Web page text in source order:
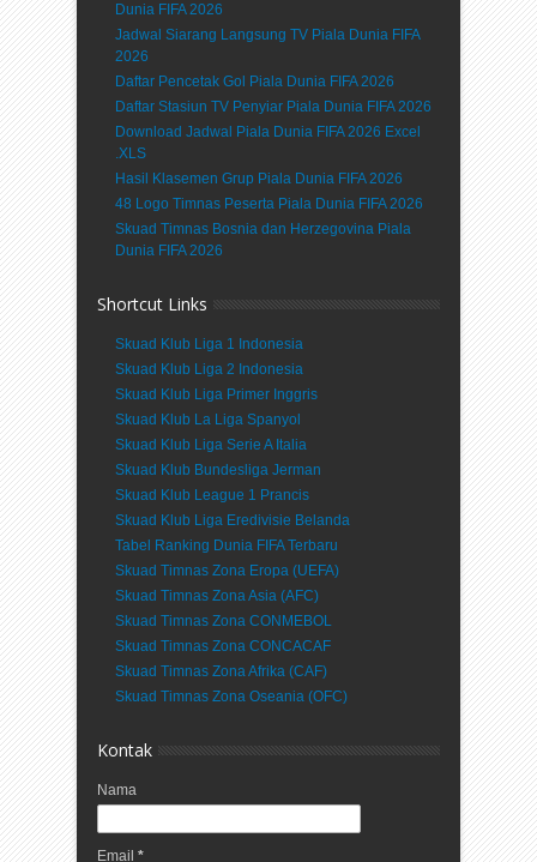
Dunia FIFA 2026
Jadwal Siarang Langsung TV Piala Dunia FIFA
2026
Daftar Pencetak Gol Piala Dunia FIFA 2026
Daftar Stasiun TV Penyiar Piala Dunia FIFA 2026
Download Jadwal Piala Dunia FIFA 2026 Excel
.XLS
Hasil Klasemen Grup Piala Dunia FIFA 2026
48 Logo Timnas Peserta Piala Dunia FIFA 2026
Skuad Timnas Bosnia dan Herzegovina Piala
Dunia FIFA 2026
Shortcut Links
Skuad Klub Liga 1 Indonesia
Skuad Klub Liga 2 Indonesia
Skuad Klub Liga Primer Inggris
Skuad Klub La Liga Spanyol
Skuad Klub Liga Serie A Italia
Skuad Klub Bundesliga Jerman
Skuad Klub League 1 Prancis
Skuad Klub Liga Eredivisie Belanda
Tabel Ranking Dunia FIFA Terbaru
Skuad Timnas Zona Eropa (UEFA)
Skuad Timnas Zona Asia (AFC)
Skuad Timnas Zona CONMEBOL
Skuad Timnas Zona CONCACAF
Skuad Timnas Zona Afrika (CAF)
Skuad Timnas Zona Oseania (OFC)
Kontak
Nama
Email *